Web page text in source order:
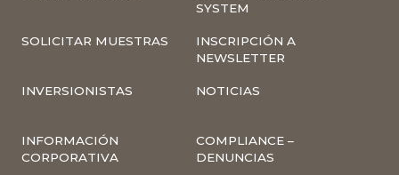
SYSTEM
SOLICITAR MUESTRAS
INSCRIPCIÓN A
NEWSLETTER
INVERSIONISTAS NOTICIAS
INFORMACIÓN
CORPORATIVA
COMPLIANCE –
DENUNCIAS